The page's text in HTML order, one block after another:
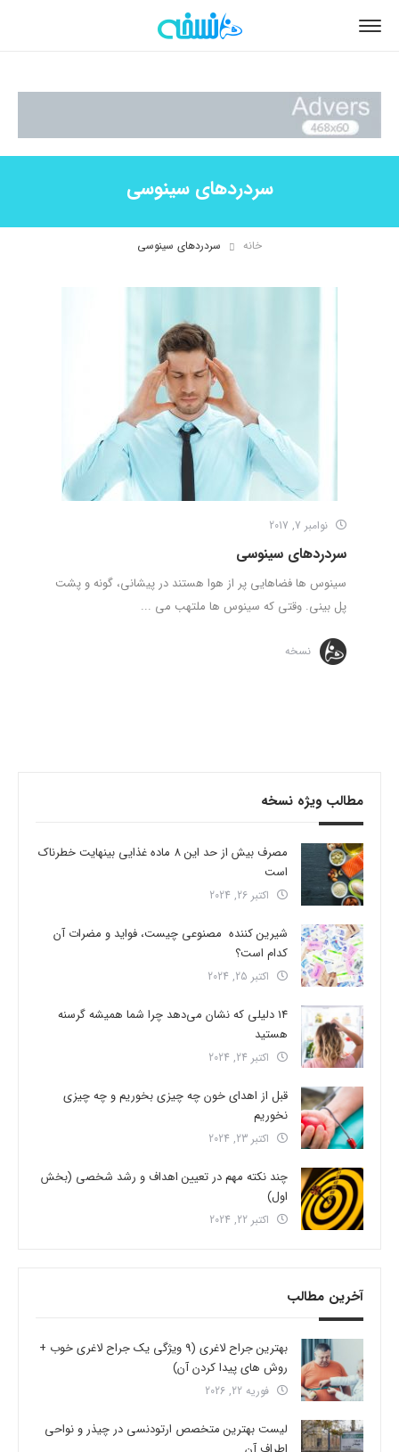
سردردهای سینوسی
خانه سردردهای سینوسی
نوامبر 7, 2017
سردردهای سینوسی
سینوس ها فضاهایی پر از هوا هستند در پیشانی، گونه و پشت
پل بینی. وقتی که سینوس ها ملتهب می ...
نسخه
مطالب ویژه نسخه
مصرف بیش از حد این 8 ماده غذایی بینهایت خطرناک
است
اکتبر 26, 2024
شیرین کننده مصنوعی چیست، فواید و مضرات آن
کدام است؟
اکتبر 25, 2024
14 دلیلی که نشان می‌دهد چرا شما همیشه گرسنه
هستید
اکتبر 24, 2024
قبل از اهدای خون چه چیزی بخوریم و چه چیزی
نخوریم
اکتبر 23, 2024
چند نکته مهم در تعیین اهداف و رشد شخصی (بخش
اول)
اکتبر 22, 2024
آخرین مطالب
بهترین جراح لاغری (9 ویژگی یک جراح لاغری خوب +
روش های پیدا کردن آن)
فوریه 22, 2026
لیست بهترین متخصص ارتودنسی در چیذر و نواحی